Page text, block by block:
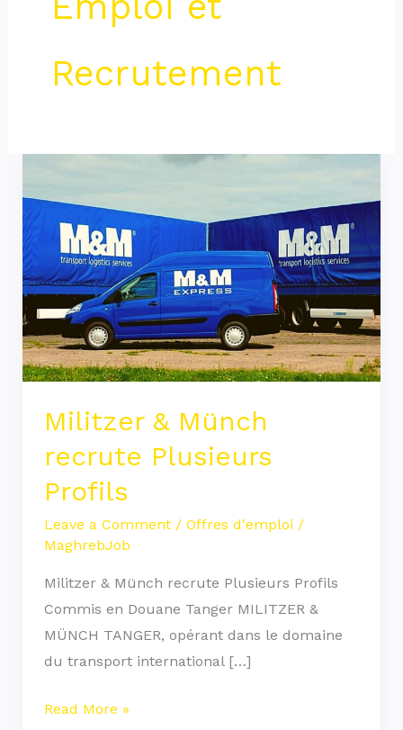
Recrutement
Militzer & Münch
recrute Plusieurs
Profils
Leave a Comment / Offres d'emploi /
MaghrebJob
Militzer & Münch recrute Plusieurs Profils
Commis en Douane Tanger MILITZER &
MÜNCH TANGER, opérant dans le domaine
du transport international […]
Münch
recrute
Plusieurs
Profils
Read More »